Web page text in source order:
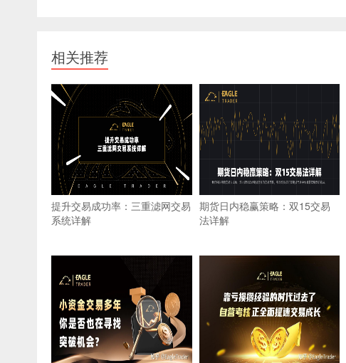
相关推荐
提升交易成功率：三重滤网交易
系统详解
期货日内稳赢策略：双15交易
法详解